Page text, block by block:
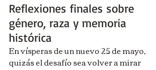
Reflexiones finales sobre
género, raza y memoria
histórica
En vísperas de un nuevo 25 de mayo,
quizás el desafío sea volver a mirar